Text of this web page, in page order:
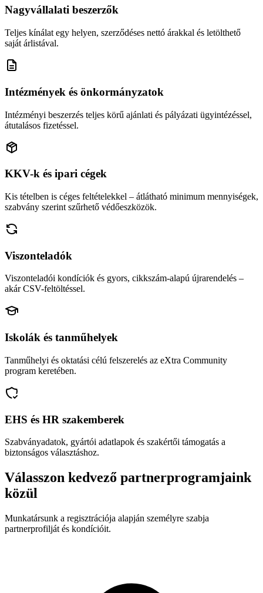
Nagyvállalati beszerzők
Teljes kínálat egy helyen, szerződéses nettó árakkal és letölthető
saját árlistával.
Intézmények és önkormányzatok
Intézményi beszerzés teljes körű ajánlati és pályázati ügyintézéssel,
átutalásos fizetéssel.
KKV-k és ipari cégek
Kis tételben is céges feltételekkel – átlátható minimum mennyiségek,
szabvány szerint szűrhető védőeszközök.
Viszonteladók
Viszonteladói kondíciók és gyors, cikkszám-alapú újrarendelés –
akár CSV-feltöltéssel.
Iskolák és tanműhelyek
Tanműhelyi és oktatási célú felszerelés az eXtra Community
program keretében.
EHS és HR szakemberek
Szabványadatok, gyártói adatlapok és szakértői támogatás a
biztonságos választáshoz.
Válasszon kedvező partnerprogramjaink
közül
Munkatársunk a regisztrációja alapján személyre szabja
partnerprofilját és kondícióit.